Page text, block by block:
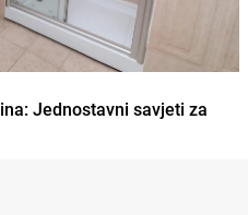
Jednostavni savjeti za